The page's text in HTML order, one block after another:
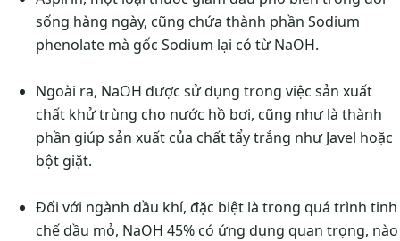
sống hàng ngày, cũng chứa thành phần Sodium
phenolate mà gốc Sodium lại có từ NaOH.
Ngoài ra, NaOH được sử dụng trong việc sản xuất
chất khử trùng cho nước hồ bơi, cũng như là thành
phần giúp sản xuất của chất tẩy trắng như Javel hoặc
bột giặt.
Đối với ngành dầu khí, đặc biệt là trong quá trình tinh
chế dầu mỏ, NaOH 45% có ứng dụng quan trọng, nào